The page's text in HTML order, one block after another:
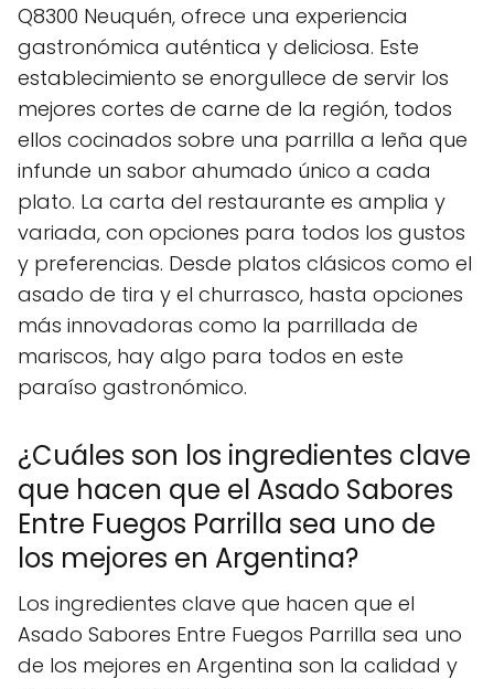
Q8300 Neuquén, ofrece una experiencia
gastronómica auténtica y deliciosa. Este
establecimiento se enorgullece de servir los
mejores cortes de carne de la región, todos
ellos cocinados sobre una parrilla a leña que
infunde un sabor ahumado único a cada
plato. La carta del restaurante es amplia y
variada, con opciones para todos los gustos
y preferencias. Desde platos clásicos como el
asado de tira y el churrasco, hasta opciones
más innovadoras como la parrillada de
mariscos, hay algo para todos en este
paraíso gastronómico.
¿Cuáles son los ingredientes clave
que hacen que el Asado Sabores
Entre Fuegos Parrilla sea uno de
los mejores en Argentina?
Los ingredientes clave que hacen que el
Asado Sabores Entre Fuegos Parrilla sea uno
de los mejores en Argentina son la calidad y